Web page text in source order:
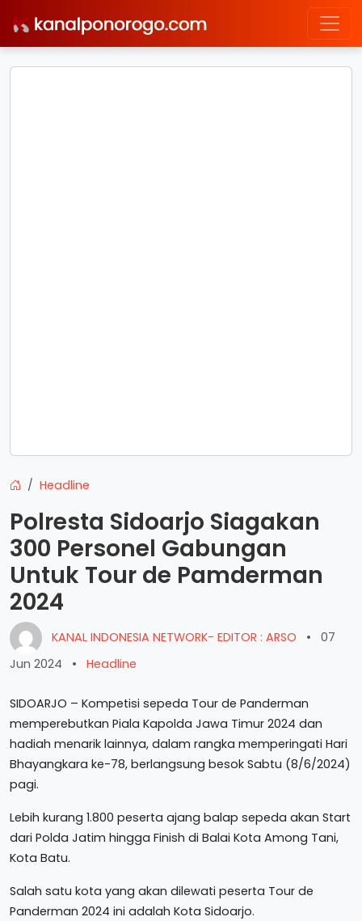
Headline
Polresta Sidoarjo Siagakan
300 Personel Gabungan
Untuk Tour de Pamderman
2024
KANAL INDONESIA NETWORK- EDITOR : ARSO •
07
Jun 2024
• Headline
SIDOARJO – Kompetisi sepeda Tour de Panderman
memperebutkan Piala Kapolda Jawa Timur 2024 dan
hadiah menarik lainnya, dalam rangka memperingati Hari
Bhayangkara ke-78, berlangsung besok Sabtu (8/6/2024)
pagi.
Lebih kurang 1.800 peserta ajang balap sepeda akan Start
dari Polda Jatim hingga Finish di Balai Kota Among Tani,
Kota Batu.
Salah satu kota yang akan dilewati peserta Tour de
Panderman 2024 ini adalah Kota Sidoarjo.